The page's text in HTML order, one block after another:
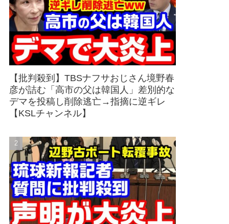
【批判殺到】TBSナフサおじさん境野春
彦が詰む「高市の父は韓国人」差別的な
デマを投稿し削除逃亡→指摘に逆ギレ
【KSLチャンネル】